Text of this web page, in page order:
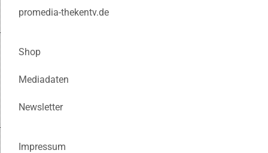
promedia-thekentv.de
Shop
Mediadaten
Newsletter
Impressum